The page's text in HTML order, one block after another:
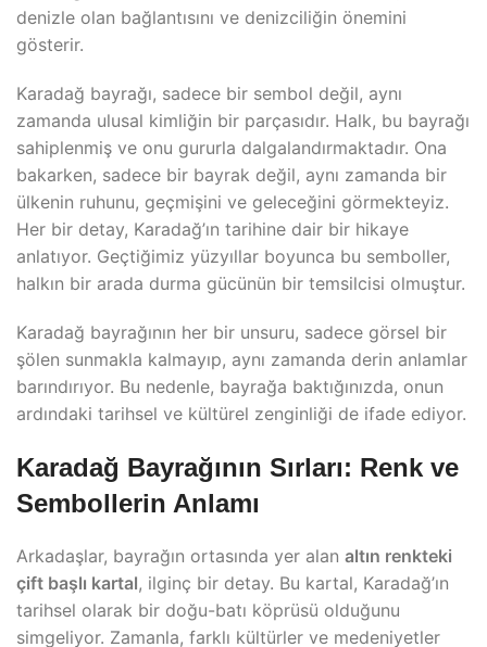
denizle olan bağlantısını ve denizciliğin önemini
gösterir.
Karadağ bayrağı, sadece bir sembol değil, aynı
zamanda ulusal kimliğin bir parçasıdır. Halk, bu bayrağı
sahiplenmiş ve onu gururla dalgalandırmaktadır. Ona
bakarken, sadece bir bayrak değil, aynı zamanda bir
ülkenin ruhunu, geçmişini ve geleceğini görmekteyiz.
Her bir detay, Karadağ’ın tarihine dair bir hikaye
anlatıyor. Geçtiğimiz yüzyıllar boyunca bu semboller,
halkın bir arada durma gücünün bir temsilcisi olmuştur.
Karadağ bayrağının her bir unsuru, sadece görsel bir
şölen sunmakla kalmayıp, aynı zamanda derin anlamlar
barındırıyor. Bu nedenle, bayrağa baktığınızda, onun
ardındaki tarihsel ve kültürel zenginliği de ifade ediyor.
Karadağ Bayrağının Sırları: Renk ve
Sembollerin Anlamı
Arkadaşlar, bayrağın ortasında yer alan altın renkteki
çift başlı kartal, ilginç bir detay. Bu kartal, Karadağ’ın
tarihsel olarak bir doğu-batı köprüsü olduğunu
simgeliyor. Zamanla, farklı kültürler ve medeniyetler